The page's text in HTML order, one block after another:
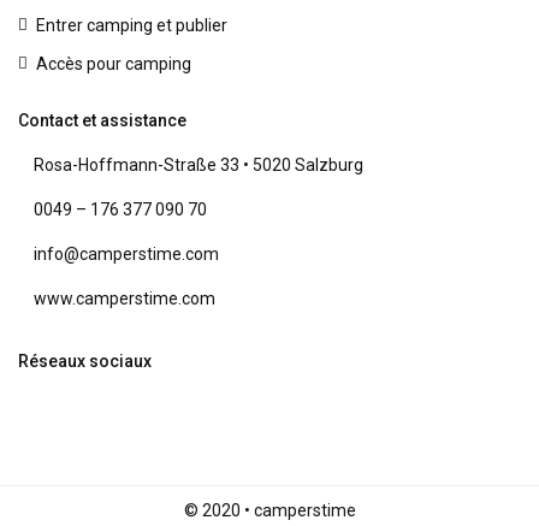
Entrer camping et publier
Accès pour camping
Contact et assistance
Rosa-Hoffmann-Straße 33 • 5020 Salzburg
0049 – 176 377 090 70
info@camperstime.com
www.camperstime.com
Réseaux sociaux
© 2020 • camperstime